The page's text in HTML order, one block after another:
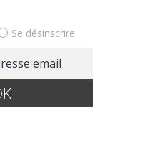
Se désinscrire